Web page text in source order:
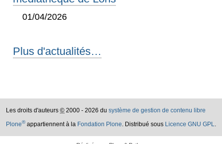
01/04/2026
Plus d'actualités…
Les droits d'auteurs © 2000 - 2026 du système de gestion de contenu libre
Plone®appartiennent à la Fondation Plone. Distribué sous Licence GNU GPL.